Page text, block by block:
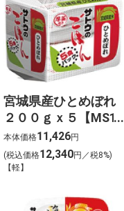
宮城県産ひとめぼれ
２００ｇｘ５【MS12
web用】
本体価格11,426円
(税込価格12,340円／税8%)
【軽】